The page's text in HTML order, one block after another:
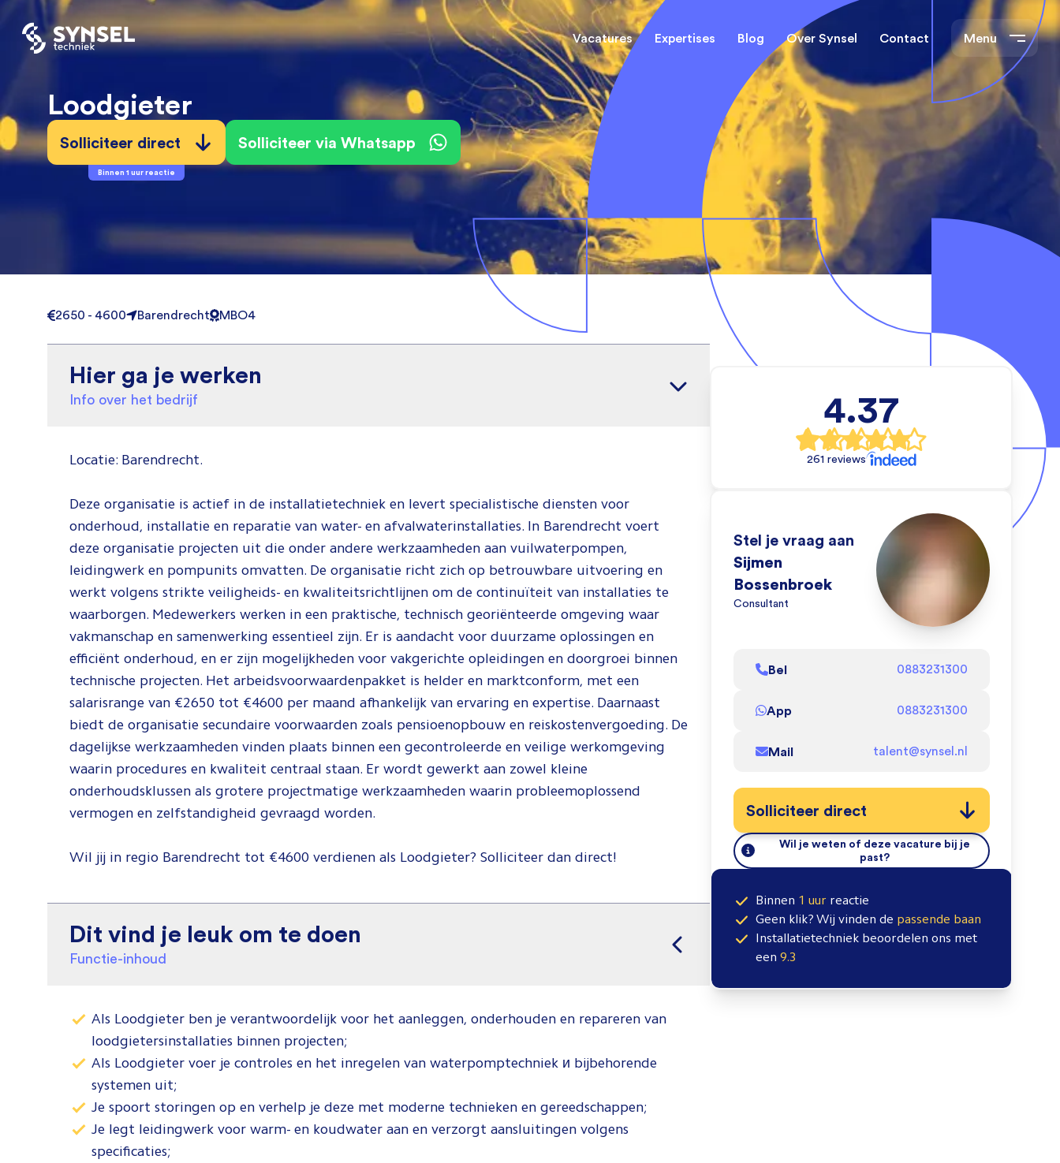
Vacatures
(Field) Service Engineers Mechanical Engineers
Software & Electrical
Engineers
Monteurs Technische
Monteurs binnendienst Installatietechniek
Technisch-Commercieel Operators
Expertises
(Field) Service Engineers Mechanical Engineers
Software & Electrical
Engineers
Monteurs Technische
Dienst
Monteurs binnendienst
Blog Over Synsel Contact Menu
Loodgieter
Solliciteer direct
Binnen 1 uur reactie
Solliciteer via Whatsapp
De beste banen
Installatietechniek
2650 - 4600 Barendrecht MBO4
Hier ga je werken
Info over het bedrijf
Locatie: Barendrecht.
Deze organisatie is actief in de installatietechniek en levert specialistische diensten voor
onderhoud, installatie en reparatie van water- en afvalwaterinstallaties. In Barendrecht voert
deze organisatie projecten uit die onder andere werkzaamheden aan vuilwaterpompen,
leidingwerk en pompunits omvatten. De organisatie richt zich op betrouwbare uitvoering en
werkt volgens strikte veiligheids- en kwaliteitsrichtlijnen om de continuïteit van installaties te
waarborgen. Medewerkers werken in een praktische, technisch georiënteerde omgeving waar
vakmanschap en samenwerking essentieel zijn. Er is aandacht voor duurzame oplossingen en
efficiënt onderhoud, en er zijn mogelijkheden voor vakgerichte opleidingen en doorgroei binnen
technische projecten. Het arbeidsvoorwaardenpakket is helder en marktconform, met een
salarisrange van €2650 tot €4600 per maand afhankelijk van ervaring en expertise. Daarnaast
biedt de organisatie secundaire voorwaarden zoals pensioenopbouw en reiskostenvergoeding. De
dagelijkse werkzaamheden vinden plaats binnen een gecontroleerde en veilige werkomgeving
waarin procedures en kwaliteit centraal staan. Er wordt gewerkt aan zowel kleine
onderhoudsklussen als grotere projectmatige werkzaamheden waarin probleemoplossend
vermogen en zelfstandigheid gevraagd worden.
Wil jij in regio Barendrecht tot €4600 verdienen als Loodgieter? Solliciteer dan direct!
Dit vind je leuk om te doen
Functie-inhoud
Als Loodgieter ben je verantwoordelijk voor het aanleggen, onderhouden en repareren van
loodgietersinstallaties binnen projecten;
Als Loodgieter voer je controles en het inregelen van waterpomptechniek и bijbehorende
systemen uit;
Je spoort storingen op en verhelp je deze met moderne technieken en gereedschappen;
Je legt leidingwerk voor warm- en koudwater aan en verzorgt aansluitingen volgens
specificaties;
4.37
261 reviews
Stel je vraag aan
Sijmen
Bossenbroek
Consultant
Bel 0883231300
App 0883231300
Mail talent@synsel.nl
Solliciteer direct
Wil je weten of deze vacature bij je
past?
Binnen 1 uur reactie
Geen klik? Wij vinden de passende baan
Installatietechniekbeoordelen ons met
een 9.3